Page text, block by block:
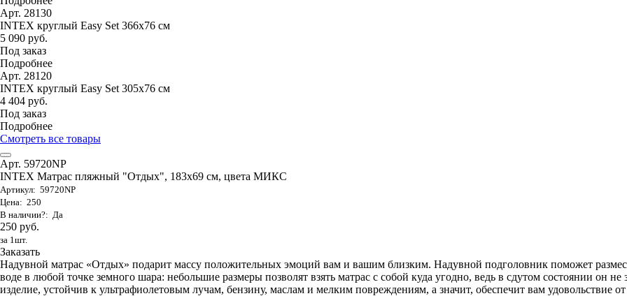
Арт. 28130
INTEX круглый Easy Set 366х76 см
5 090 руб.
Под заказ
Подробнее
Арт. 28120
INTEX круглый Easy Set 305х76 см
4 404 руб.
Под заказ
Подробнее
Смотреть все товары
Арт. 59720NP
INTEX Матрас пляжный "Отдых", 183х69 см, цвета МИКС
Артикул: 59720NP
Цена: 250
В наличии?: Да
250 руб.
за 1шт.
Заказать
Надувной матрас «Отдых» подарит массу положительных эмоций вам и вашим близким. Надувной подголовник поможет
воде в любой точке земного шара: небольшие размеры позволят взять матрас с собой куда угодно, ведь в сдутом состоянии он
изделие, устойчив к ультрафиолетовым лучам, бензину, маслам и мелким повреждениям, а значит, обеспечит вам удовольствие